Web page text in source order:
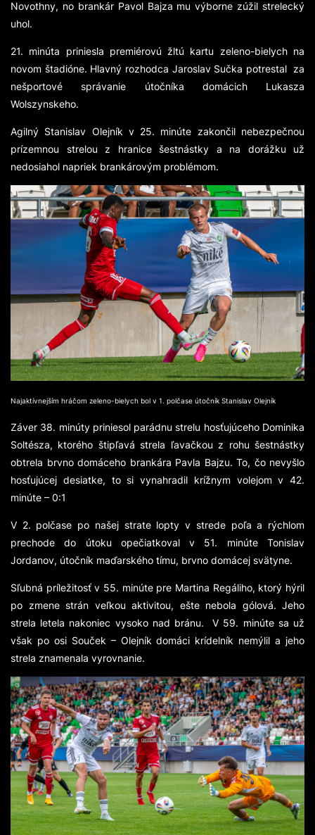
Novothny, no brankár Pavol Bajza mu výborne zúžil strelecký
uhol.
21. minúta priniesla premiérovú žltú kartu zeleno-bielych na
novom štadióne. Hlavný rozhodca Jaroslav Sučka potrestal za
nešportové správanie útočníka domácich Lukasza
Wolszynskeho.
Agilný Stanislav Olejník v 25. minúte zakončil nebezpečnou
prízemnou strelou z hranice šestnástky a na dorážku už
nedosiahol napriek brankárovým problémom.
Najaktívnejším hráčom zeleno-bielych bol v 1. polčase útočník Stanislav Olejník
Záver 38. minúty priniesol parádnu strelu hosťujúceho Dominika
Soltésza, ktorého štipľavá strela ľavačkou z rohu šestnástky
obtrela brvno domáceho brankára Pavla Bajzu. To, čo nevyšlo
hosťujúcej desiatke, to si vynahradil krížnym volejom v 42.
minúte – 0:1
V 2. polčase po našej strate lopty v strede poľa a rýchlom
prechode do útoku opečiatkoval v 51. minúte Tonislav
Jordanov, útočník maďarského tímu, brvno domácej svätyne.
Sľubná príležitosť v 55. minúte pre Martina Regáliho, ktorý hýril
po zmene strán veľkou aktivitou, ešte nebola gólová. Jeho
strela letela nakoniec vysoko nad bránu. V 59. minúte sa už
však po osi Souček – Olejník domáci krídelník nemýlil a jeho
strela znamenala vyrovnanie.